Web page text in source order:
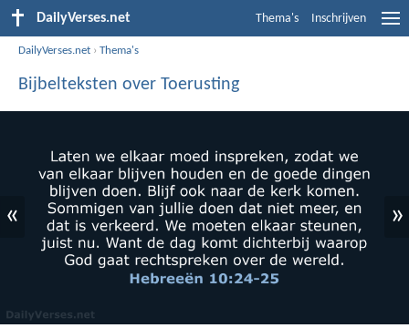
DailyVerses.net Thema's Inschrijven
DailyVerses.net ›Thema's
Bijbelteksten over Toerusting
« »